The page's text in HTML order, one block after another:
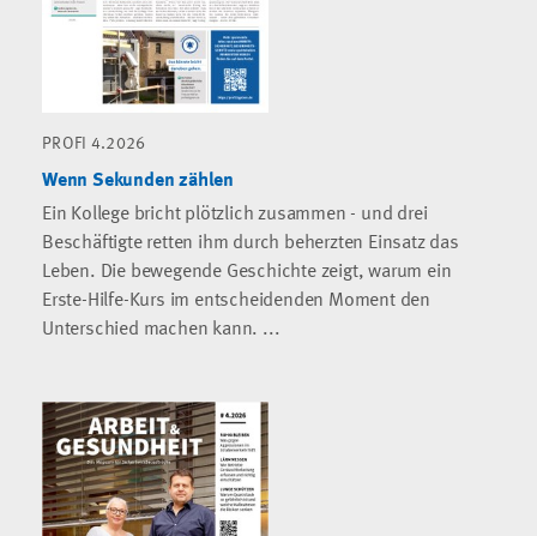
PROFI 4.2026
Wenn Sekunden zählen
Ein Kollege bricht plötzlich zusammen - und drei
Beschäftigte retten ihm durch beherzten Einsatz das
Leben. Die bewegende Geschichte zeigt, warum ein
Erste-Hilfe-Kurs im entscheidenden Moment den
Unterschied machen kann. ...